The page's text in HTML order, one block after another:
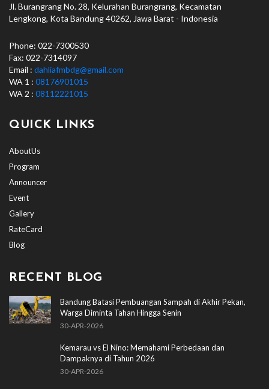
Jl. Burangrang No. 28, Kelurahan Burangrang, Kecamatan
Lengkong, Kota Bandung 40262, Jawa Barat - Indonesia
Phone: 022-7300530
Fax: 022-7314097
Email : dahliafmbdg@gmail.com
WA 1 : 08176901015
WA 2 : 08112221015
QUICK LINKS
AboutUs
Program
Announcer
Event
Gallery
RateCard
Blog
RECENT BLOG
Bandung Batasi Pembuangan Sampah di Akhir Pekan,
Warga Diminta Tahan Hingga Senin
30-APR-2026
Kemarau vs El Nino: Memahami Perbedaan dan
Dampaknya di Tahun 2026
30-APR-2026